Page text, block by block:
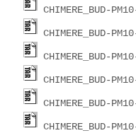
CHIMERE_BUD-
CHIMERE_BUD-
CHIMERE_BUD-
CHIMERE_BUD-
CHIMERE_BUD-
CHIMERE_BUD-